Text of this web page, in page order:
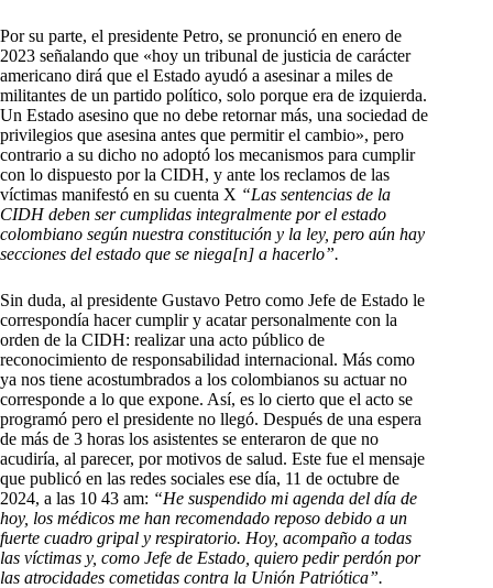
Por su parte, el presidente Petro, se pronunció en enero de
2023 señalando que «hoy un tribunal de justicia de carácter
americano dirá que el Estado ayudó a asesinar a miles de
militantes de un partido político, solo porque era de izquierda.
Un Estado asesino que no debe retornar más, una sociedad de
privilegios que asesina antes que permitir el cambio», pero
contrario a su dicho no adoptó los mecanismos para cumplir
con lo dispuesto por la CIDH, y ante los reclamos de las
víctimas manifestó en su cuenta X “Las sentencias de la
CIDH deben ser cumplidas integralmente por el estado
colombiano según nuestra constitución y la ley, pero aún hay
secciones del estado que se niega[n] a hacerlo”.
Sin duda, al presidente Gustavo Petro como Jefe de Estado le
correspondía hacer cumplir y acatar personalmente con la
orden de la CIDH: realizar una acto público de
reconocimiento de responsabilidad internacional. Más como
ya nos tiene acostumbrados a los colombianos su actuar no
corresponde a lo que expone. Así, es lo cierto que el acto se
programó pero el presidente no llegó. Después de una espera
de más de 3 horas los asistentes se enteraron de que no
acudiría, al parecer, por motivos de salud. Este fue el mensaje
que publicó en las redes sociales ese día, 11 de octubre de
2024, a las 10 43 am: “He suspendido mi agenda del día de
hoy, los médicos me han recomendado reposo debido a un
fuerte cuadro gripal y respiratorio. Hoy, acompaño a todas
las víctimas y, como Jefe de Estado, quiero pedir perdón por
las atrocidades cometidas contra la Unión Patriótica”.